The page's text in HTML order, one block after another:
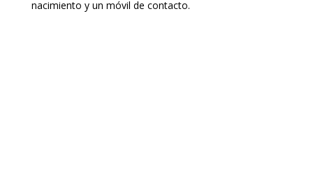
nacimiento y un móvil de contacto.